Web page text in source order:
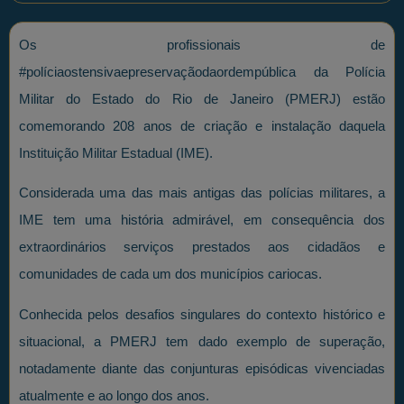
Os profissionais de
#políciaostensivaepreservaçãodaordempública da Polícia
Militar do Estado do Rio de Janeiro (PMERJ) estão
comemorando 208 anos de criação e instalação daquela
Instituição Militar Estadual (IME).
Considerada uma das mais antigas das polícias militares, a
IME tem uma história admirável, em consequência dos
extraordinários serviços prestados aos cidadãos e
comunidades de cada um dos municípios cariocas.
Conhecida pelos desafios singulares do contexto histórico e
situacional, a PMERJ tem dado exemplo de superação,
notadamente diante das conjunturas episódicas vivenciadas
atualmente e ao longo dos anos.